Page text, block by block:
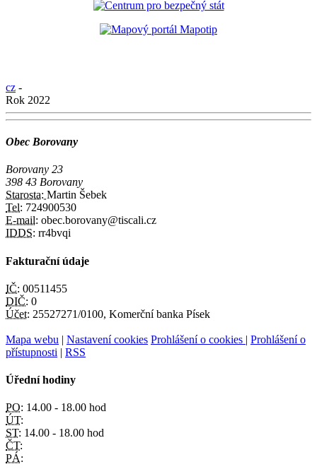
cz -
Rok 2022
Obec Borovany
Borovany 23
398 43 Borovany
Starosta: Martin Šebek
Tel: 724900530
E-mail: obec.borovany@tiscali.cz
IDDS: rr4bvqi
Fakturační údaje
IČ: 00511455
DIČ: 0
Účet: 25527271/0100, Komerční banka Písek
Mapa webu | Nastavení cookies Prohlášení o cookies | Prohlášení o
přístupnosti | RSS
Úřední hodiny
PO: 14.00 - 18.00 hod
ÚT:
ST: 14.00 - 18.00 hod
ČT:
PÁ: